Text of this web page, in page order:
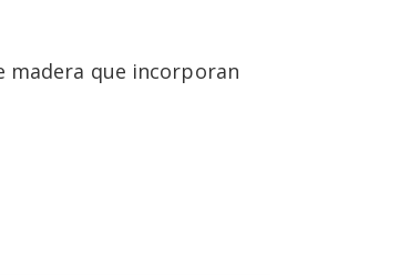
madera que incorporan